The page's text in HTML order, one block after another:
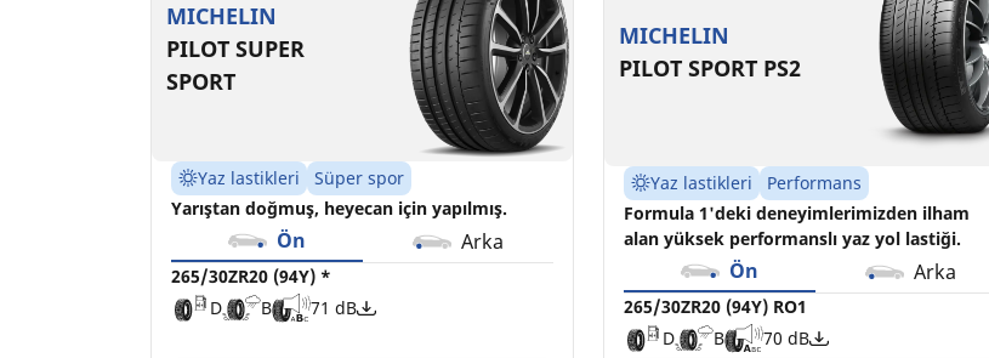
MICHELIN
PILOT SUPER
SPORT
Yaz lastikleri
Süper spor
Yarıştan doğmuş, heyecan için yapılmış.
Ön Arka
265/30ZR20 (94Y) *
D
B 71 dB
MICHELIN
PILOT SPORT PS2
Yaz lastikleri
Performans
Formula 1'deki deneyimlerimizden ilham
alan yüksek performanslı yaz yol lastiği.
Ön Arka
265/30ZR20 (94Y) RO1
D
B 70 dB